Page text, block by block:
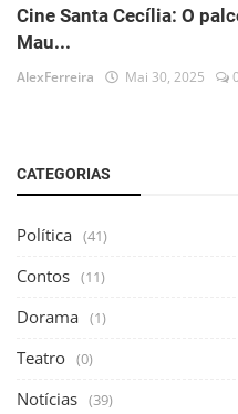
Cine Santa Cecília: O
Mau...
AlexFerreira Mai 30, 2025 0
CATEGORIAS
Política (41)
Contos (11)
Dorama (1)
Teatro (0)
Notícias (39)